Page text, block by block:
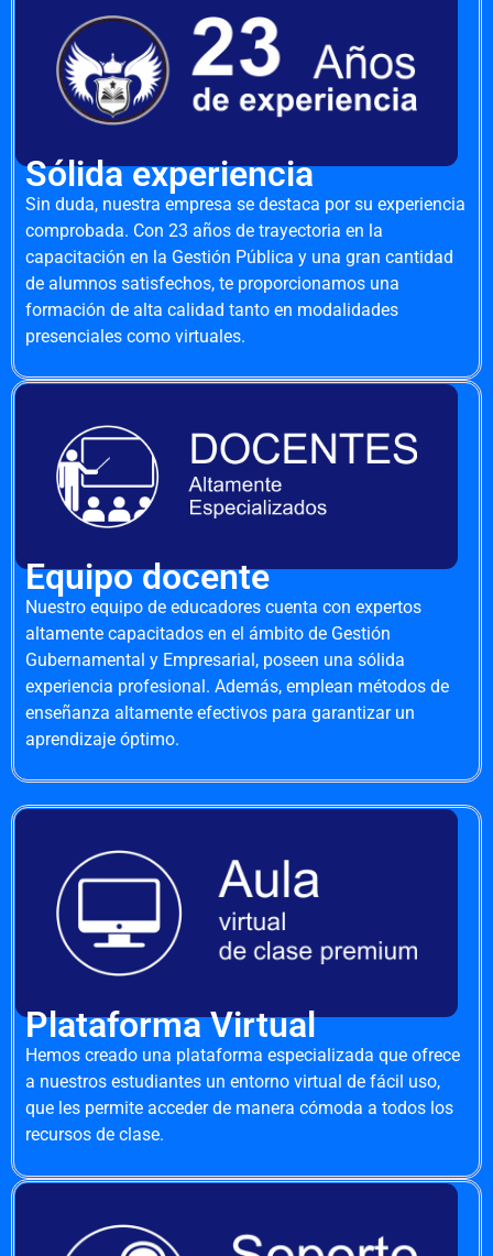
Sólida experiencia
Sin duda, nuestra empresa se destaca por su experiencia
comprobada. Con 23 años de trayectoria en la
capacitación en la Gestión Pública y una gran cantidad
de alumnos satisfechos, te proporcionamos una
formación de alta calidad tanto en modalidades
presenciales como virtuales.
Equipo docente
Nuestro equipo de educadores cuenta con expertos
altamente capacitados en el ámbito de Gestión
Gubernamental y Empresarial, poseen una sólida
experiencia profesional. Además, emplean métodos de
enseñanza altamente efectivos para garantizar un
aprendizaje óptimo.
Plataforma Virtual
Hemos creado una plataforma especializada que ofrece
a nuestros estudiantes un entorno virtual de fácil uso,
que les permite acceder de manera cómoda a todos los
recursos de clase.